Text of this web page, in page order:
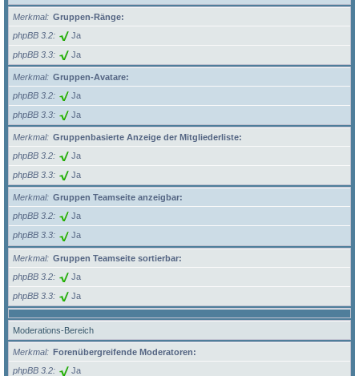
Merkmal
Gruppen-Ränge:
phpBB 3.2
Ja
phpBB 3.3 Ja
Merkmal
Gruppen-Avatare:
phpBB 3.2
Ja
phpBB 3.3 Ja
Merkmal
Gruppenbasierte Anzeige der Mitgliederliste:
phpBB 3.2
Ja
phpBB 3.3 Ja
Merkmal
Gruppen Teamseite anzeigbar:
phpBB 3.2
Ja
phpBB 3.3 Ja
Merkmal
Gruppen Teamseite sortierbar:
phpBB 3.2
Ja
phpBB 3.3 Ja
Moderations-Bereich
Merkmal
Forenübergreifende Moderatoren:
phpBB 3.2
Ja